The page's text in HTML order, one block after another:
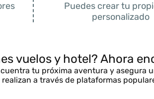
Puedes crear tu
personalizado
vuelos y hotel? Ahora
tu próxima aventura y asegura
realizan a través de plataformas